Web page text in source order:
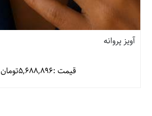
آویز پروانه
قیمت :5,688,896تومان